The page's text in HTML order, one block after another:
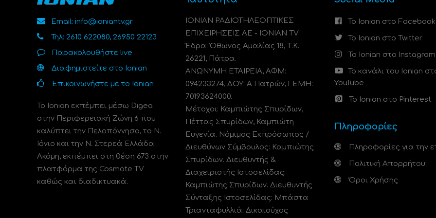
Email: info@ioniantv.gr
Τηλ: 2610 622080, 26950 22123
Παρακολουθήστε live
Διαφημιστείτε στο Ionian
Επικοινωνήστε με το Ionian
Το Ionian εκπέμπει μέσω Digea
στην Περιφερειακή Ζώνη 6 που
καλύπτει την Πελοπόννησο, το N.
Ιόνιο και την Ν. Στερεά Ελλάδα.
Ακόμη, εκπέμπει στη θέση 673 στην
πλατφόρμα της Cosmote TV
καθώς και διαδικτυακά.
ΙΟΝΙΑΝ ΡΑΔΙΟΤΗΛΕΟΠΤΙΚΕΣ
ΕΠΙΧΕΙΡΗΣΕΙΣ ΑΕ - IONIAN TV
Έδρα: Όθωνος Αμαλίας 18, Τ.Κ.
26221, Πάτρα.
ΑΝΩΝΥΜΗ ΕΤΑΙΡΕΙΑ, ΑΦΜ:
094233274, ΔΟΥ: A Πατρών, ΓΕΜΗ:
70193624000.
Μέτοχοι: Καμπιώτης Σπυρίδων,
Πέττας Σπυρίδων, Καμπιώτη
Ευγενία. Νόμιμος Εκπρόσωπος /
Διευθύνων Σύμβουλος: Καμπιώτης
Σπυρίδων. Διευθυντής &
Διαχειριστής Ιστοσελίδας:
Καμπιώτης Σπυρίδων. Διευθυντής
Σύνταξης Ιστοσελίδας: Μπάστα
Τριανταφυλλιά. Δικαιούχος
Το Ionian στο Facebook
Το Ionian στο Twitter
Το Ionian στο Instagram
Το κανάλι του Ionian
YouTube
Το Ionian στο Pinterest
Πληροφορίες
Πληροφορίες για την
Πολιτική Απορρήτου
Όροι Χρήσης